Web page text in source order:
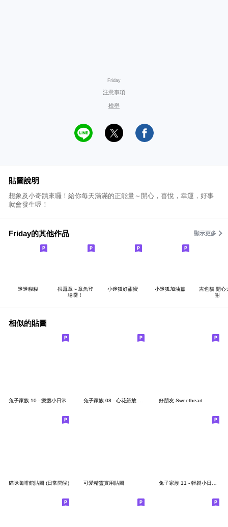
Friday
注意事項
檢舉
貼圖說明
想象及小奇蹟來囉！給你每天滿滿的正能量～開心，喜悅，幸運，好事
就會發生喔！
Friday的其他作品 顯示更多
迷迷糊糊
很囂章～章魚登
場囉！
小迷狐好甜蜜 小迷狐加油篇
吉也貓 開心
謝
相似的貼圖
兔子家族 10 - 療癒小日常 兔子家族 08 - 心花怒放 春季問候語 好朋友 Sweetheart
貓咪咖啡館貼圖 (日常問候) 可愛精靈實用貼圖